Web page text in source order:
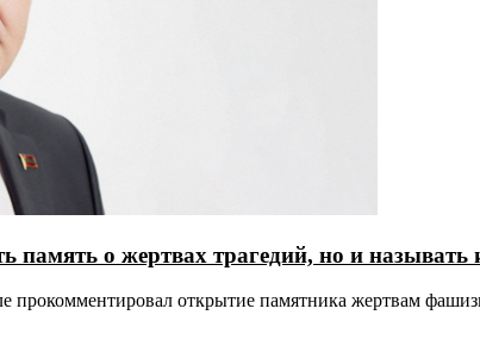
память о жертвах трагедий, но и
прокомментировал открытие памятника жертвам